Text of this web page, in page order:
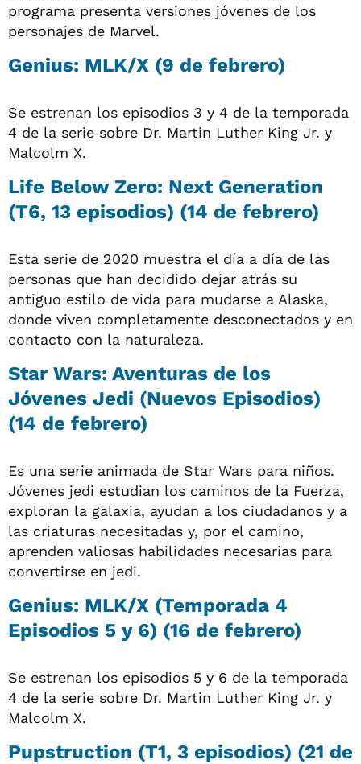
programa presenta versiones jóvenes de los
personajes de Marvel.
Genius: MLK/X (9 de febrero)
Se estrenan los episodios 3 y 4 de la temporada
4 de la serie sobre Dr. Martin Luther King Jr. y
Malcolm X.
Life Below Zero: Next Generation
(T6, 13 episodios) (14 de febrero)
Esta serie de 2020 muestra el día a día de las
personas que han decidido dejar atrás su
antiguo estilo de vida para mudarse a Alaska,
donde viven completamente desconectados y en
contacto con la naturaleza.
Star Wars: Aventuras de los
Jóvenes Jedi (Nuevos Episodios)
(14 de febrero)
Es una serie animada de Star Wars para niños.
Jóvenes jedi estudian los caminos de la Fuerza,
exploran la galaxia, ayudan a los ciudadanos y a
las criaturas necesitadas y, por el camino,
aprenden valiosas habilidades necesarias para
convertirse en jedi.
Genius: MLK/X (Temporada 4
Episodios 5 y 6) (16 de febrero)
Se estrenan los episodios 5 y 6 de la temporada
4 de la serie sobre Dr. Martin Luther King Jr. y
Malcolm X.
Pupstruction (T1, 3 episodios) (21 de